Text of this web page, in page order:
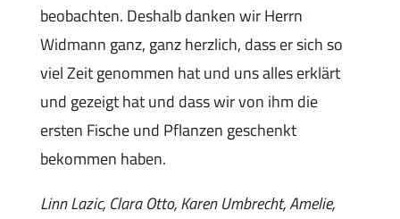
beobachten. Deshalb danken wir Herrn
Widmann ganz, ganz herzlich, dass er sich so
viel Zeit genommen hat und uns alles erklärt
und gezeigt hat und dass wir von ihm die
ersten Fische und Pflanzen geschenkt
bekommen haben.
Linn Lazic, Clara Otto, Karen Umbrecht, Amelie,